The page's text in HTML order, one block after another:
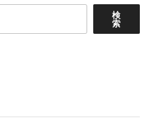
検
索